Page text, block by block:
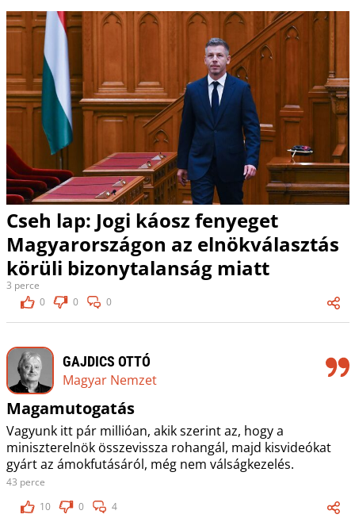
Cseh lap: Jogi káosz fenyeget
Magyarországon az elnökválasztás
körüli bizonytalanság miatt
3 perce
0
0 0
GAJDICS OTTÓ
Magyar Nemzet
Magamutogatás
Vagyunk itt pár millióan, akik szerint az, hogy a
miniszterelnök összevissza rohangál, majd kisvideókat
gyárt az ámokfutásáról, még nem válságkezelés.
43 perce
10
0 4